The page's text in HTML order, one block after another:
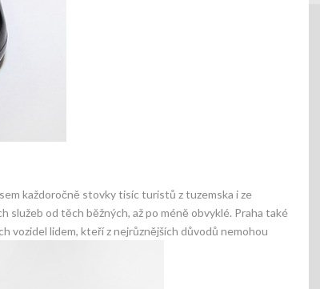
každoročně stovky tisíc turistů z tuzemska i ze
služeb od těch běžných, až po méně obvyklé. Praha také
vozidel lidem, kteří z nejrůznějších důvodů nemohou